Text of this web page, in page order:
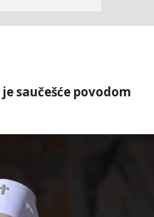
saučešće povodom